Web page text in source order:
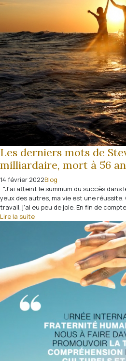
Les derniers mots de
milliardaire, mort à 56
14 février 2022Blog
"J'ai atteint le summum du succès dans
yeux des autres, ma vie est une
travail, j'ai eu peu de joie. En fin de
Lire la suite